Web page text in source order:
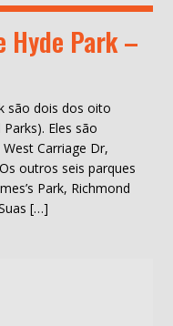
Hyde Park –
são dois dos oito
Eles são
Carriage Dr,
outros seis parques
Park, Richmond
[…]